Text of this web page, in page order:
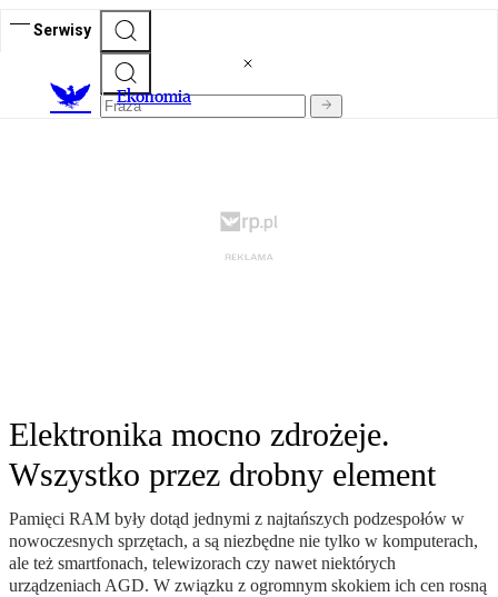
Serwisy
Ekonomia
Elektronika mocno zdrożeje.
Wszystko przez drobny element
Pamięci RAM były dotąd jednymi z najtańszych podzespołów w
nowoczesnych sprzętach, a są niezbędne nie tylko w komputerach,
ale też smartfonach, telewizorach czy nawet niektórych
urządzeniach AGD. W związku z ogromnym skokiem ich cen rosną